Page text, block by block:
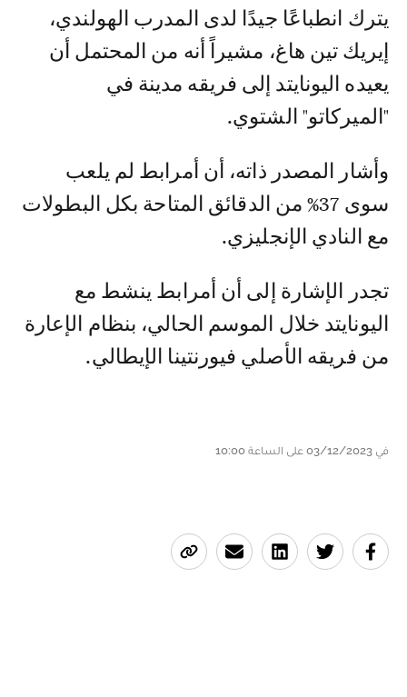
يترك انطباعًا جيدًا لدى المدرب الهولندي،
إيريك تين هاغ، مشيراً أنه من المحتمل أن
يعيده اليونايتد إلى فريقه مدينة في
"الميركاتو" الشتوي.
وأشار المصدر ذاته، أن أمرابط لم يلعب
سوى 37% من الدقائق المتاحة بكل البطولات
مع النادي الإنجليزي.
تجدر الإشارة إلى أن أمرابط ينشط مع
اليونايتد خلال الموسم الحالي، بنظام الإعارة
من فريقه الأصلي فيورنتينا الإيطالي.
في 03/12/2023 على الساعة 10:00